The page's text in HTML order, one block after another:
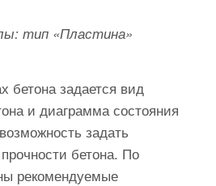
тип «Пластина»
бетона задается вид
и диаграмма состояния
задать
бетона. По
рекомендуемые